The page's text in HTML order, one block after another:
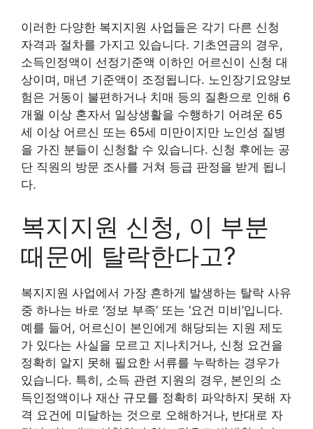
이러한 다양한 복지지원 사업들은 각기 다른 신청
자격과 절차를 가지고 있습니다. 기초연금의 경우,
소득인정액이 선정기준액 이하인 어르신이 신청 대
상이며, 매년 기준액이 조정됩니다. 노인장기요양보
험은 거동이 불편하거나 치매 등의 질환으로 인해 6
개월 이상 혼자서 일상생활을 수행하기 어려운 65
세 이상 어르신 또는 65세 미만이지만 노인성 질병
을 가진 분들이 신청할 수 있습니다. 신청 후에는 공
단 직원의 방문 조사를 거쳐 등급 판정을 받게 됩니
다.
복지지원 신청, 이 부분
때문에 탈락한다고?
복지지원 사업에서 가장 흔하게 발생하는 탈락 사유
중 하나는 바로 ‘정보 부족’ 또는 ‘요건 미비’입니다.
예를 들어, 어르신이 본인에게 해당되는 지원 제도
가 있다는 사실을 모르고 지나치거나, 신청 요건을
정확히 알지 못해 필요한 서류를 누락하는 경우가
있습니다. 특히, 소득 관련 지원의 경우, 본인의 소
득인정액이나 재산 규모를 정확히 파악하지 못해 자
격 요건에 미달하는 것으로 오해하거나, 반대로 자